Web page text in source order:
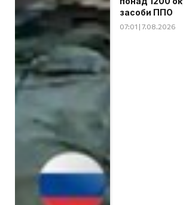
засоби ППО
07:01 | 7.08.2026